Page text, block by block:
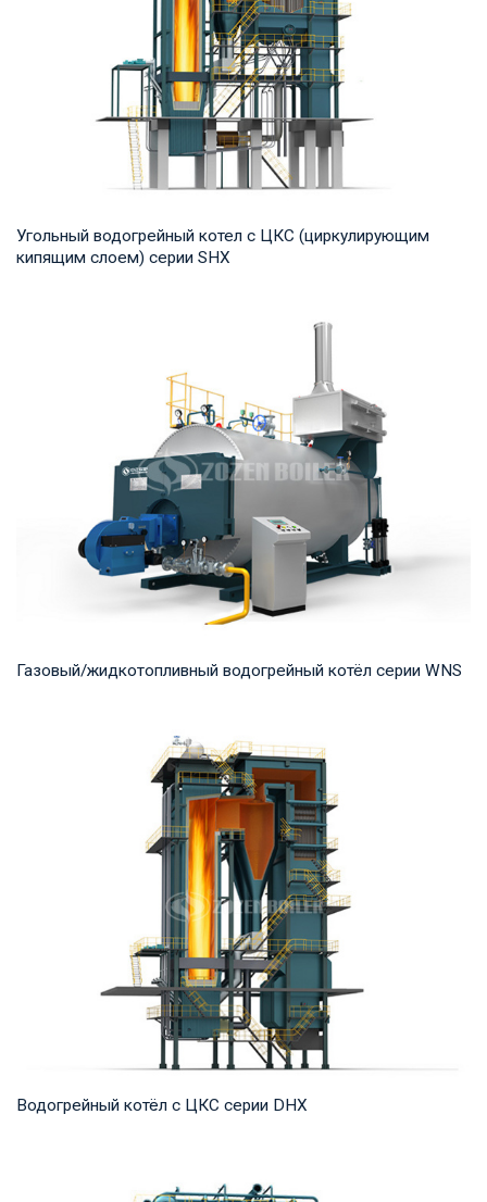
Угольный водогрейный котел с ЦКС (циркулирующим
кипящим слоем) серии SHX
мощность продукта: 7-91 МВт Температура н...
Газовый/жидкотопливный водогрейный котёл серии WNS
мощность продукта: 0,7-14 МВт Температура...
Водогрейный котёл с ЦКС серии DHX
мощность продукта: 58-116 МВт Температура...